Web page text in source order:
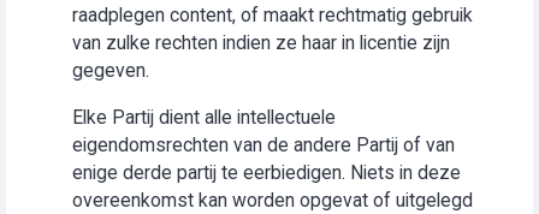
raadplegen content, of maakt rechtmatig gebruik
van zulke rechten indien ze haar in licentie zijn
gegeven.
Elke Partij dient alle intellectuele
eigendomsrechten van de andere Partij of van
enige derde partij te eerbiedigen. Niets in deze
overeenkomst kan worden opgevat of uitgelegd